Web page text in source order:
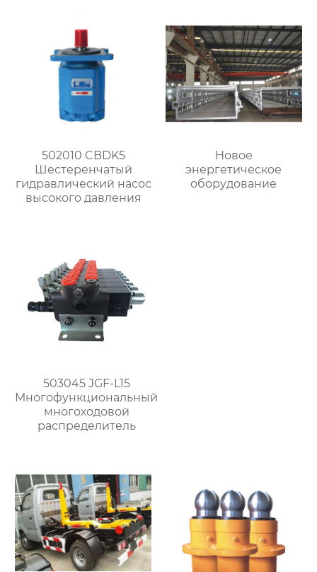
502010 CBDK5
Шестеренчатый
гидравлический насос
высокого давления
Новое
энергетическое
оборудование
503045 JGF-L15
Многофункциональный
многоходовой
распределитель